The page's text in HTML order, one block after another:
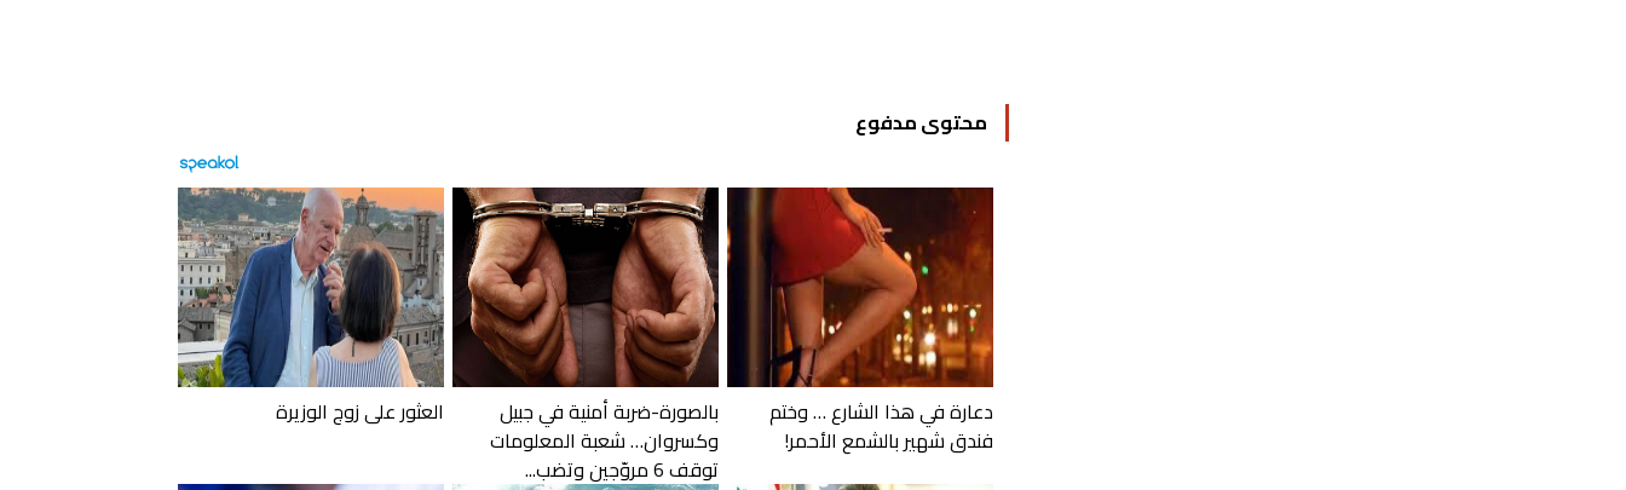
محتوى مدفوع
دعارة في هذا الشارع … وختم
فندق شهير بالشمع الأحمر!
بالصورة-ضربة أمنية في جبيل
وكسروان… شعبة المعلومات
توقف 6 مروّجين وتضب...
العثور على زوج الوزيرة